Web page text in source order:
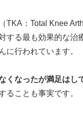
（TKA：Total Knee
する最も効果的な治
に行われています。
くなったが満足はし
ることも事実です。